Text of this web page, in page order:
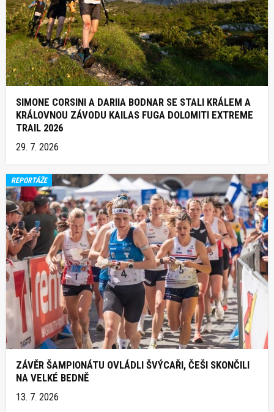
SIMONE CORSINI A DARIIA BODNAR SE STALI KRÁLEM A
KRÁLOVNOU ZÁVODU KAILAS FUGA DOLOMITI EXTREME
TRAIL 2026
29. 7. 2026
REPORTÁŽE
ZÁVĚR ŠAMPIONÁTU OVLÁDLI ŠVÝCAŘI, ČEŠI SKONČILI
NA VELKÉ BEDNĚ
13. 7. 2026